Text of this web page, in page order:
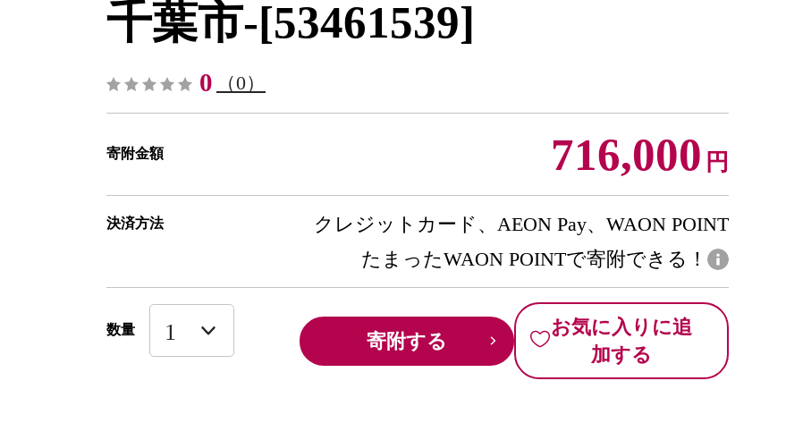
千葉市-[53461539]
0 （0）
寄附金額 716,000 円
決済方法
クレジットカード、AEON Pay、WAON POINT
たまったWAON POINTで寄附できる！
数量 寄附する
お気に入りに追
加する